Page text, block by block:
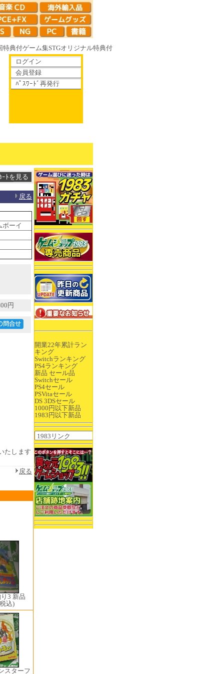
特典付ゲーム集STGオリジナル特典付
く鏡の花へ 70年代風ロボットアニメ ゲッP-X アレサCOLLECTION
ログイン
会員登録
ﾊﾟｽﾜｰﾄﾞ再発行
開業22年累計ラン
キング
Switchランキング
PS4ランキング
新品 セール品
Switchセール
PS4セール
PSVitaセール
DS 3DSセール
1000円以下新品
1983円以下新品
戻る
ボーイ
円
たします
戻る
3 新品
込)
スターフ